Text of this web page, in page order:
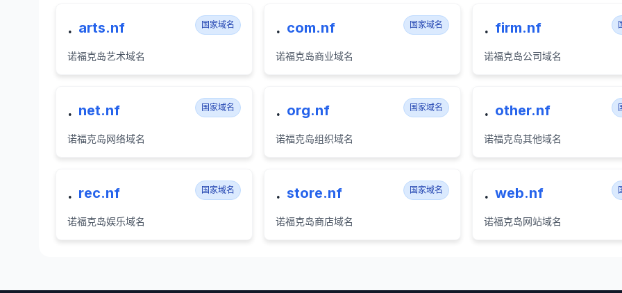
. arts.nf 国家域名
诺福克岛艺术域名
. com.nf 国家域名
诺福克岛商业域名
. firm.nf
诺福克岛公司域名
. net.nf 国家域名
诺福克岛网络域名
. org.nf 国家域名
诺福克岛组织域名
. other.nf
诺福克岛其他域名
. rec.nf 国家域名
诺福克岛娱乐域名
. store.nf 国家域名
诺福克岛商店域名
. web.nf
诺福克岛网站域名